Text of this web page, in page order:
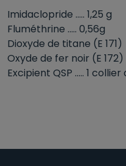
Imidaclopride ..... 1,25 g
Fluméthrine ..... 0,56g
Dioxyde de titane (E 171)
Oxyde de fer noir (E 172)
Excipient QSP ..... 1